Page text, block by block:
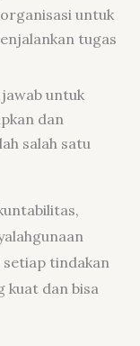
untuk
tugas
untuk
dan
salah satu
setiap tindakan
kuat dan bisa